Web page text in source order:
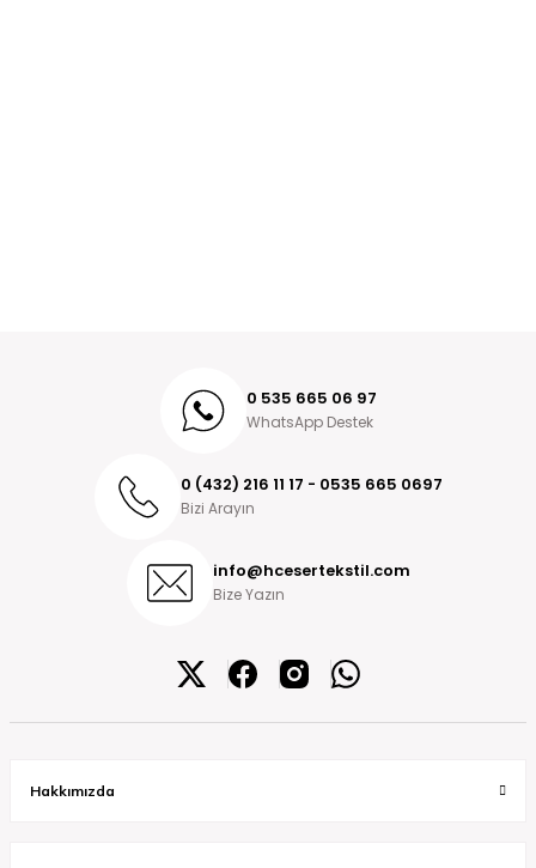
0 535 665 06 97
WhatsApp Destek
0 (432) 216 11 17 - 0535 665 0697
Bizi Arayın
info@hcesertekstil.com
Bize Yazın
Hakkımızda